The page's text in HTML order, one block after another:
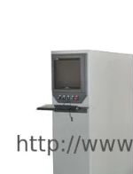
विनती
साइटमैप